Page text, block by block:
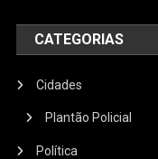
CATEGORIAS
Cidades
Plantão Policial
Política